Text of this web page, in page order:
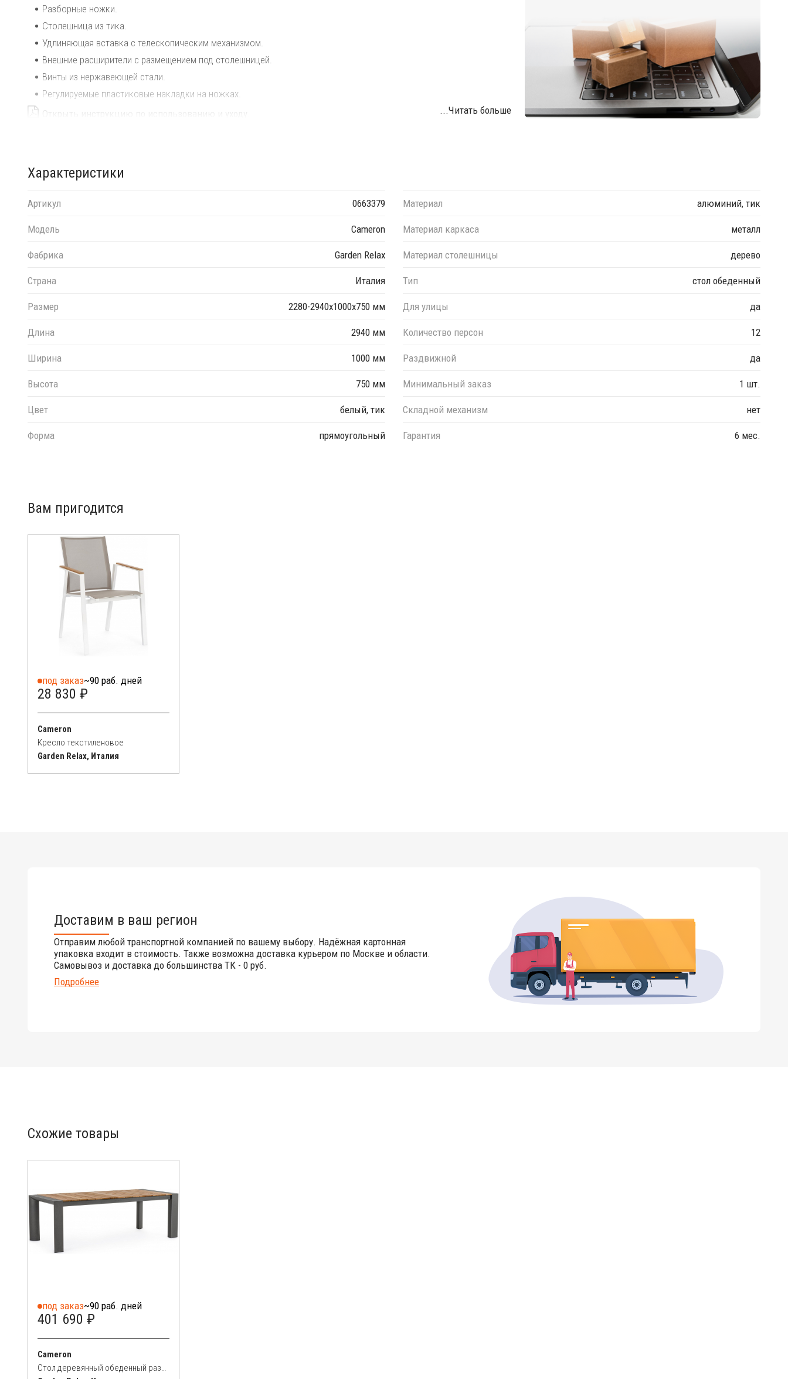
Разборные ножки.
Столешница из тика.
Удлиняющая вставка с телескопическим механизмом.
Внешние расширители с размещением под столешницей.
Винты из нержавеющей стали.
Регулируемые пластиковые накладки на ножках.
...Читать больше
Характеристики
Артикул 0663379
Модель Cameron
Фабрика Garden Relax
Страна Италия
Размер 2280-2940х1000х750 мм
Длина 2940 мм
Ширина 1000 мм
Высота 750 мм
Цвет белый, тик
Форма прямоугольный
Материал алюминий, тик
Материал каркаса металл
Материал столешницы дерево
Тип стол обеденный
Для улицы да
Количество персон 12
Раздвижной да
Минимальный заказ 1 шт.
Складной механизм нет
Гарантия 6 мес.
Вам пригодится
под заказ~90 раб. дней
28 830 ₽
Cameron
Кресло текстиленовое
Garden Relax, Италия
Доставим в ваш регион
Отправим любой транспортной компанией по вашему выбору. Надёжная картонная
упаковка входит в стоимость. Также возможна доставка курьером по Москве и области.
Самовывоз и доставка до большинства ТК - 0 руб.
Подробнее
Схожие товары
под заказ~90 раб. дней
401 690 ₽
Cameron
Стол деревянный обеденный раздвижной